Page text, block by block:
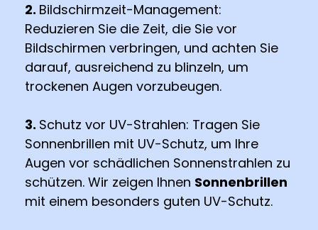
2. Bildschirmzeit-Management:
Reduzieren Sie die Zeit, die Sie vor
Bildschirmen verbringen, und achten Sie
darauf, ausreichend zu blinzeln, um
trockenen Augen vorzubeugen.
3. Schutz vor UV-Strahlen: Tragen Sie
Sonnenbrillen mit UV-Schutz, um Ihre
Augen vor schädlichen Sonnenstrahlen zu
schützen. Wir zeigen Ihnen Sonnenbrillen
mit einem besonders guten UV-Schutz.